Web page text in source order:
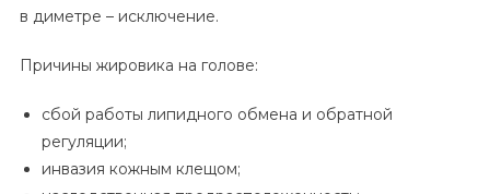
в диметре – исключение.
Причины жировика на голове:
сбой работы липидного обмена и обратной
регуляции;
инвазия кожным клещом;